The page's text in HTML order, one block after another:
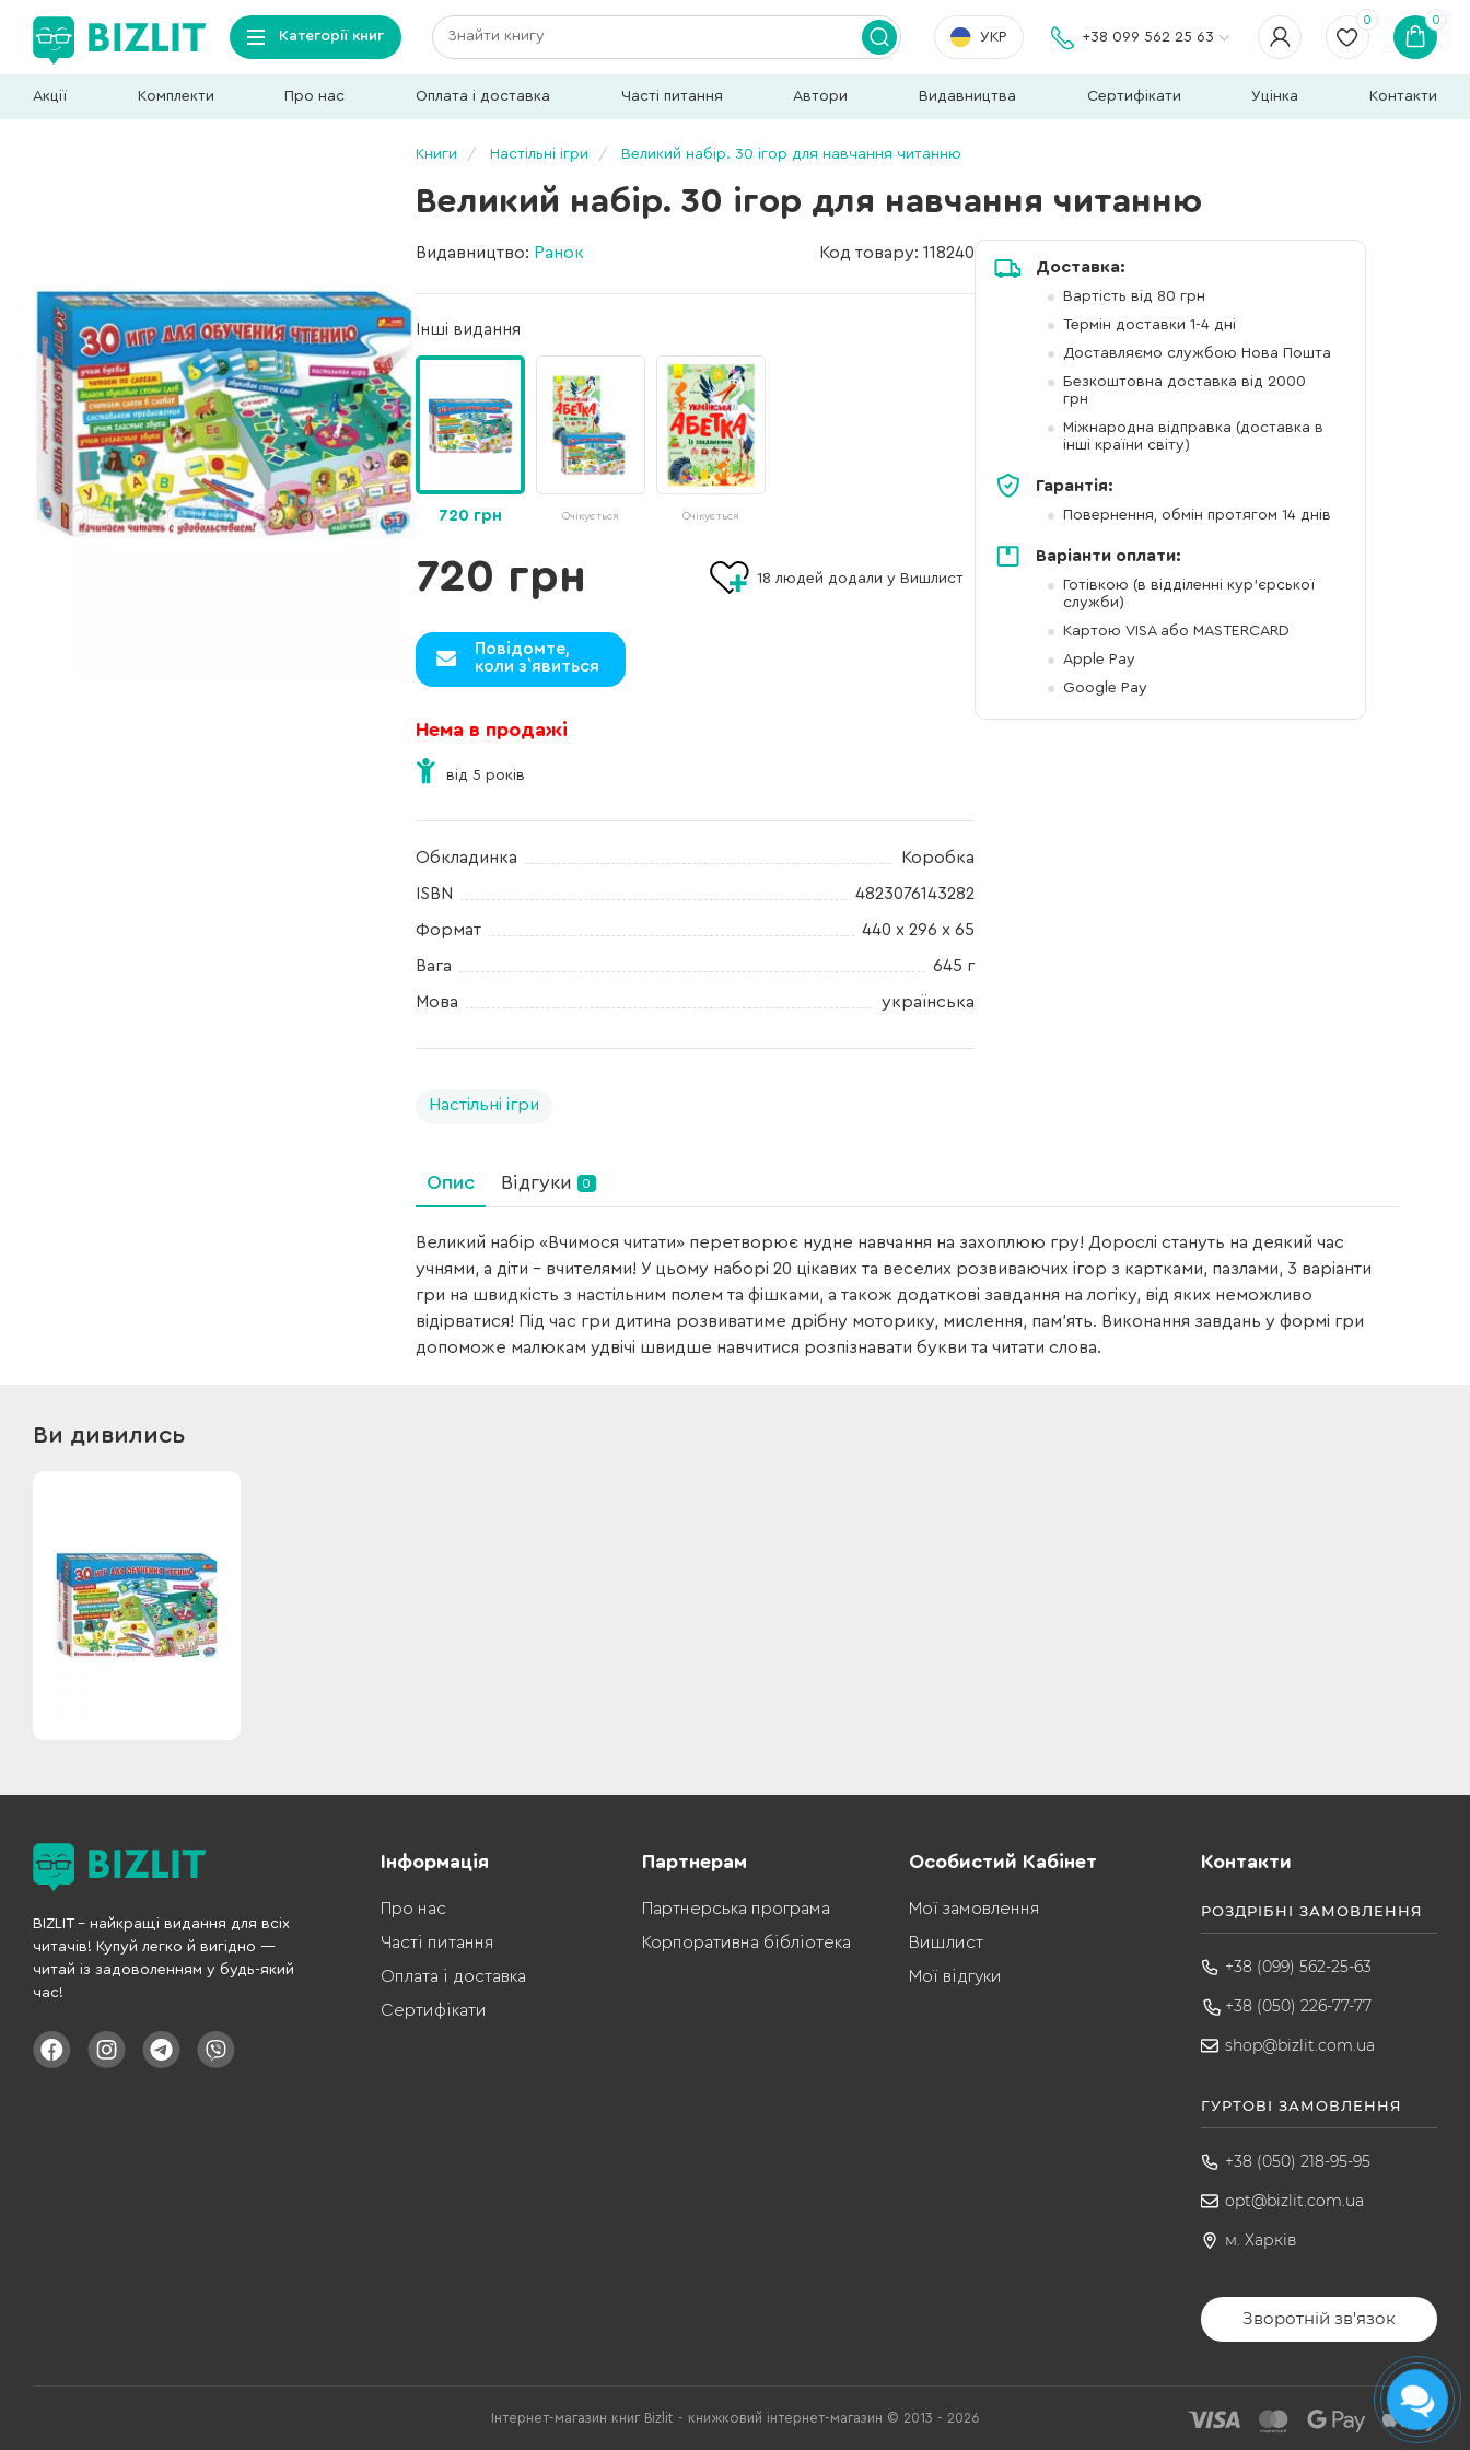
Категорії книг УКР +38 099 562 25 63
0 0
Акції Комплекти Про нас Оплата і доставка Часті питання Автори Видавництва Сертифікати Уцінка Контакти
Книги Настільні ігри Великий набір. 30 ігор для навчання читанню
Великий набір. 30 ігор для навчання читанню
Видавництво: Ранок Код товару: 118240
Інші видання
720 грн Очікується Очікується
720 грн
Повідомте,
коли з`явиться
18 людей додали у Вишлист
Нема в продажі
від 5 років
Обкладинка Коробка
ISBN 4823076143282
Формат 440 x 296 x 65
Вага 645 г
Мова українська
Настільні ігри
Доставка:
Вартість від 80 грн
Термін доставки 1-4 дні
Доставляємо службою Нова Пошта
Безкоштовна доставка від 2000
грн
Міжнародна відправка (доставка в
інші країни світу)
Гарантія:
Повернення, обмін протягом 14 днів
Варіанти оплати:
Готівкою (в відділенні кур'єрської
служби)
Картою VISA або MASTERCARD
Apple Pay
Google Pay
Опис Відгуки 0
Великий набір «Вчимося читати» перетворює нудне навчання на захоплюю гру! Дорослі стануть на деякий час
учнями, а діти – вчителями! У цьому наборі 20 цікавих та веселих розвиваючих ігор з картками, пазлами, 3 варіанти
гри на швидкість з настільним полем та фішками, а також додаткові завдання на логіку, від яких неможливо
відірватися! Під час гри дитина розвиватиме дрібну моторику, мислення, пам'ять. Виконання завдань у формі гри
допоможе малюкам удвічі швидше навчитися розпізнавати букви та читати слова.
Ви дивились
BIZLIT – найкращі видання для всіх
читачів! Купуй легко й вигідно —
читай із задоволенням у будь-який
час!
Інформація
Про нас
Часті питання
Оплата і доставка
Сертифікати
Партнерам
Партнерська програма
Корпоративна бібліотека
Особистий Кабінет
Мої замовлення
Вишлист
Мої відгуки
Контакти
РОЗДРІБНІ ЗАМОВЛЕННЯ
+38 (099) 562-25-63
+38 (050) 226-77-77
shop@bizlit.com.ua
ГУРТОВІ ЗАМОВЛЕННЯ
+38 (050) 218-95-95
opt@bizlit.com.ua
м. Харків
Зворотній зв'язок
Інтернет-магазин книг Bizlit - книжковий інтернет-магазин © 2013 - 2026